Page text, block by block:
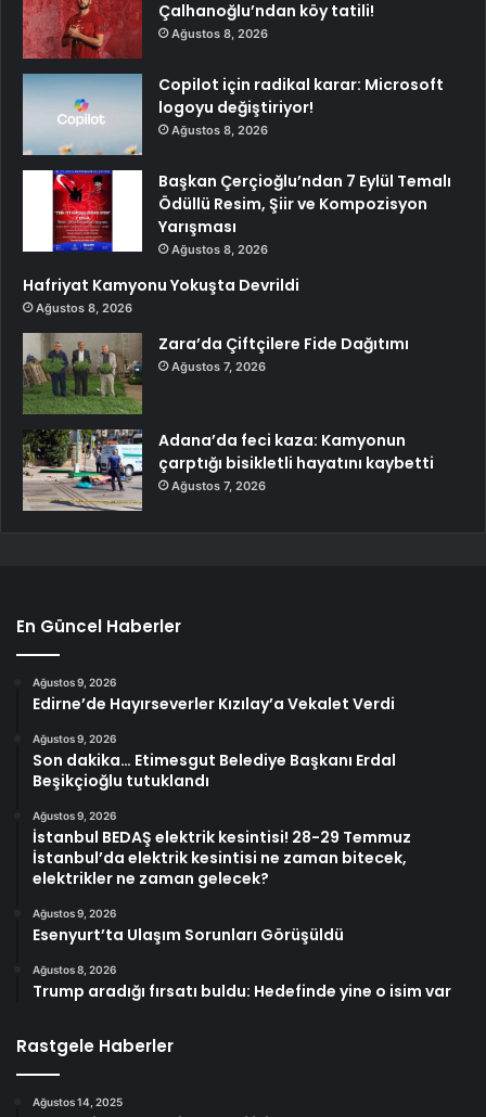
Çalhanoğlu’ndan köy tatili!
Ağustos 8, 2026
Copilot için radikal karar: Microsoft
logoyu değiştiriyor!
Ağustos 8, 2026
Başkan Çerçioğlu’ndan 7 Eylül Temalı
Ödüllü Resim, Şiir ve Kompozisyon
Yarışması
Ağustos 8, 2026
Hafriyat Kamyonu Yokuşta Devrildi
Ağustos 8, 2026
Zara’da Çiftçilere Fide Dağıtımı
Ağustos 7, 2026
Adana’da feci kaza: Kamyonun
çarptığı bisikletli hayatını kaybetti
Ağustos 7, 2026
En Güncel Haberler
Ağustos 9, 2026
Edirne’de Hayırseverler Kızılay’a Vekalet Verdi
Ağustos 9, 2026
Son dakika… Etimesgut Belediye Başkanı Erdal
Beşikçioğlu tutuklandı
Ağustos 9, 2026
İstanbul BEDAŞ elektrik kesintisi! 28-29 Temmuz
İstanbul’da elektrik kesintisi ne zaman bitecek,
elektrikler ne zaman gelecek?
Ağustos 9, 2026
Esenyurt’ta Ulaşım Sorunları Görüşüldü
Ağustos 8, 2026
Trump aradığı fırsatı buldu: Hedefinde yine o isim var
Rastgele Haberler
Ağustos 14, 2025